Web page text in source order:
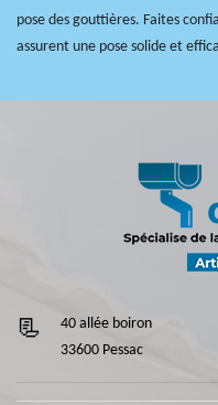
pose des gouttières. Faites
assurent une pose solide et
40 allée boiron
33600 Pessac